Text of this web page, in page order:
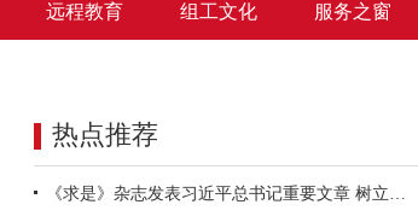
远程教育 组工文化 服务之窗
热点推荐
《求是》杂志发表习近平总书记重要文章 树立和践行正确政绩观